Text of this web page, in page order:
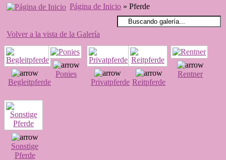
Página de Inicio » Pferde
Volver a la vista de la Galería
Begleitpferde
Ponies
Privatpferde Reitpferde
Rentner
Sonstige
Pferde